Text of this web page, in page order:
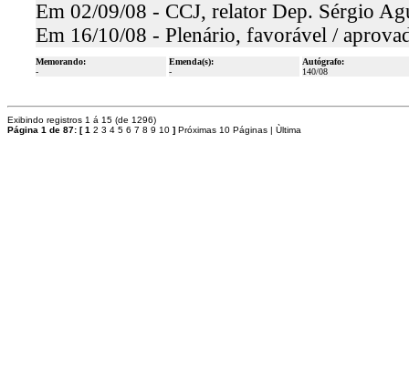
Em 02/09/08 - CCJ, relator Dep. Sérgio
Em 16/10/08 - Plenário, favorável /
Memorando:
-
Emenda(s):
-
Autógrafo:
140/08
Exibindo registros 1 á 15 (de 1296)
Página 1 de 87: [1 2 3 4 5 6 7 8 9 10 ] Próximas 10 Páginas | Ùltima